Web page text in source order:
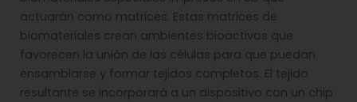
actuarán como matrices. Estas matrices de
biomateriales crean ambientes bioactivos que
favorecen la unión de las células para que puedan
ensamblarse y formar tejidos completos. El tejido
resultante se incorporará a un dispositivo con un chip